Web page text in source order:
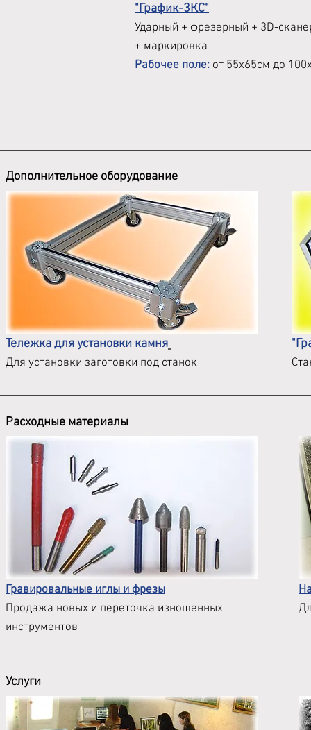
"График-3КС"
Ударный + фрезерный + 3D-
+ маркировка
Рабочее поле: от 55х65см до
Дополнительное оборудование
Тележка для установки камня
Для установки заготовки под станок
Расходные материалы
Гравировальные иглы и фрезы
Продажа новых и переточка изношенных
инструментов
Услуги